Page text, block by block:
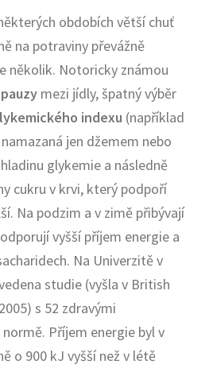
obdobích větší chuť
na potraviny převážně
několik. Notoricky známou
mezi jídly, špatný výběr
indexu (například
jen džemem nebo
glykemie a následně
cukru v krvi, který podpoří
Na podzim a v zimě přibývají
vyšší příjem energie a
Na Univerzitě v
studie (vyšla v British
s 52 zdravými
Příjem energie byl v
o 900 kJ vyšší než v létě